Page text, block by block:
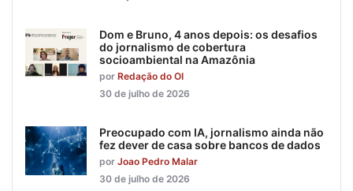
Dom e Bruno, 4 anos depois: os desafios
do jornalismo de cobertura
socioambiental na Amazônia
por Redação do OI
30 de julho de 2026
Preocupado com IA, jornalismo ainda não
fez dever de casa sobre bancos de dados
por Joao Pedro Malar
30 de julho de 2026